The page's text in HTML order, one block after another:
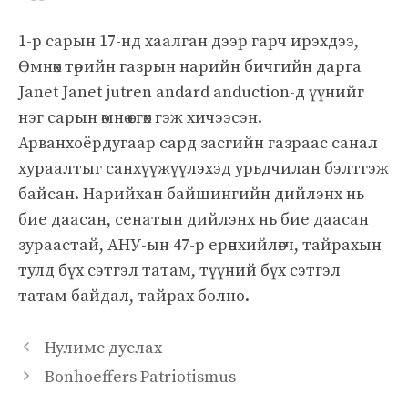
1-р сарын 17-нд хаалган дээр гарч ирэхдээ,
Өмнөх төрийн газрын нарийн бичгийн дарга
Janet Janet jutren andard anduction-д үүнийг
нэг сарын өмнө өсгөх гэж хичээсэн.
Арванхоёрдугаар сард засгийн газраас санал
хураалтыг санхүүжүүлэхэд урьдчилан бэлтгэж
байсан. Нарийхан байшингийн дийлэнх нь
бие даасан, сенатын дийлэнх нь бие даасан
зураастай, АНУ-ын 47-р ерөнхийлөгч, тайрахын
тулд бүх сэтгэл татам, түүний бүх сэтгэл
татам байдал, тайрах болно.
Нулимс дуслах
Bonhoeffers Patriotismus